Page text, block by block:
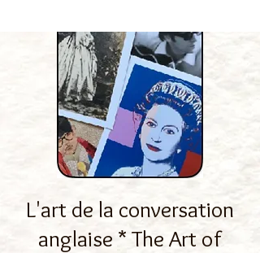
L'art de la conversation
anglaise * The Art of